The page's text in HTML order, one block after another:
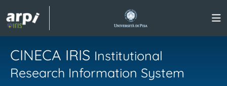
CINECA IRIS Institutional
Research Information System